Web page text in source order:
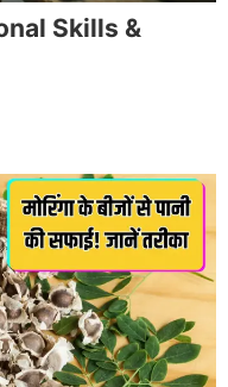
Skills &